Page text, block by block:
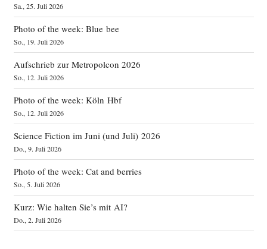
Sa., 25. Juli 2026
Photo of the week: Blue bee
So., 19. Juli 2026
Aufschrieb zur Metropolcon 2026
So., 12. Juli 2026
Photo of the week: Köln Hbf
So., 12. Juli 2026
Science Fiction im Juni (und Juli) 2026
Do., 9. Juli 2026
Photo of the week: Cat and berries
So., 5. Juli 2026
Kurz: Wie halten Sie’s mit AI?
Do., 2. Juli 2026